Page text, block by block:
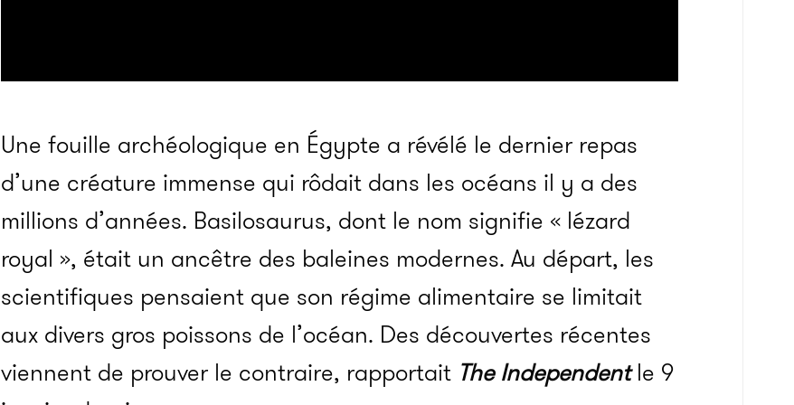
Une fouille archéologique en Égypte a révélé le dernier repas
d’une créature immense qui rôdait dans les océans il y a des
millions d’années. Basilosaurus, dont le nom signifie « lézard
royal », était un ancêtre des baleines modernes. Au départ, les
scientifiques pensaient que son régime alimentaire se limitait
aux divers gros poissons de l’océan. Des découvertes récentes
viennent de prouver le contraire, rapportait The Independentle 9